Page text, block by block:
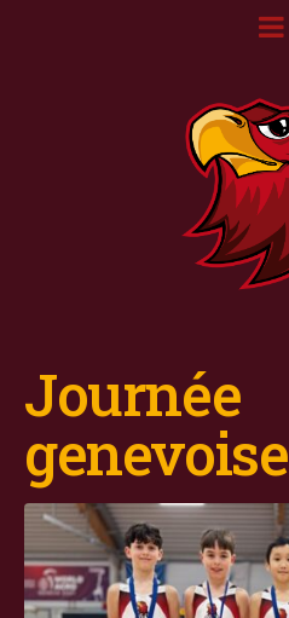
Journée
genevoise